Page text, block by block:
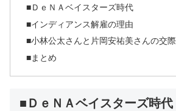
■ＤｅＮＡベイスターズ時代
■インディアンス解雇の理由
■小林公太さんと片岡安祐美さんの交際
■まとめ
■ＤｅＮＡベイスターズ時代